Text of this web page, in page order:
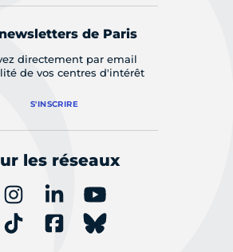
de Paris
directement par email
de vos centres d'intérêt
S'INSCRIRE
les réseaux